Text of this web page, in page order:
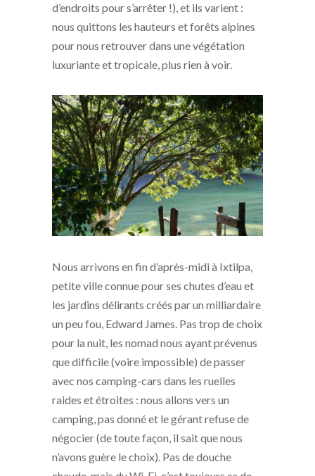
d’endroits pour s’arrêter !), et ils varient :
nous quittons les hauteurs et forêts alpines
pour nous retrouver dans une végétation
luxuriante et tropicale, plus rien à voir.
Nous arrivons en fin d’après-midi à Ixtilpa,
petite ville connue pour ses chutes d’eau et
les jardins délirants créés par un milliardaire
un peu fou, Edward James. Pas trop de choix
pour la nuit, les nomad nous ayant prévenus
que difficile (voire impossible) de passer
avec nos camping-cars dans les ruelles
raides et étroites : nous allons vers un
camping, pas donné et le gérant refuse de
négocier (de toute façon, il sait que nous
n’avons guère le choix). Pas de douche